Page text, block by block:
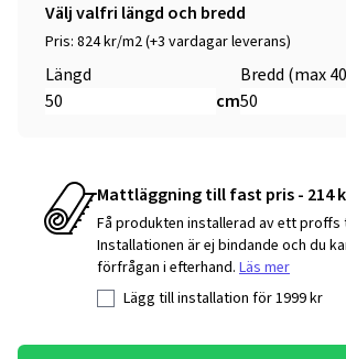
Välj valfri längd och bredd
Pris: 824 kr/m2 (+3 vardagar leverans)
Längd
cm
Bredd (max
Mattläggning till fast pris - 214
Få produkten installerad av ett
Installationen är ej bindande och du
förfrågan i efterhand. Läs mer
Lägg till installation för1999kr